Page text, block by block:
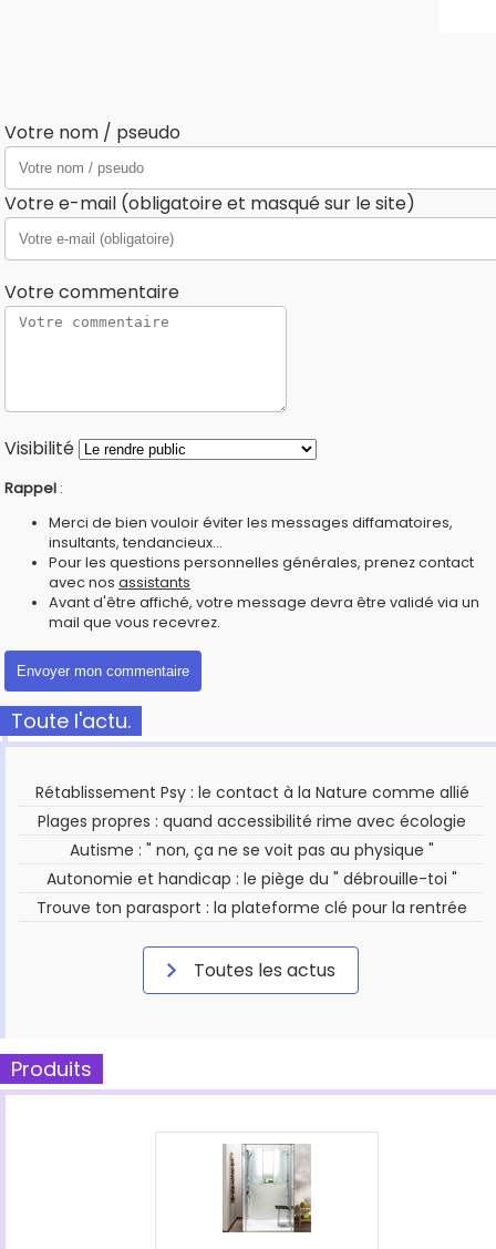
Votre nom / pseudo
Votre e-mail (obligatoire et masqué sur le site)
Votre commentaire
Visibilité
Rappel :
Merci de bien vouloir éviter les messages diffamatoires,
insultants, tendancieux...
Pour les questions personnelles générales, prenez contact
avec nos assistants
Avant d'être affiché, votre message devra être validé via un
mail que vous recevrez.
Toute l'actu.
Rétablissement Psy : le contact à la Nature comme allié
Plages propres : quand accessibilité rime avec écologie
Autisme : " non, ça ne se voit pas au physique "
Autonomie et handicap : le piège du " débrouille-toi "
Trouve ton parasport : la plateforme clé pour la rentrée
Toutes les actus
Produits